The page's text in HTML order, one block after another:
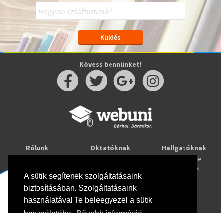
A sütik segítenek szolgáltatásaink
biztosításában. Szolgáltatásaink
használatával Te beleegyezel a sütik
Kövess bennünket!
Rólunk
Oktatóknak
Webuni Stúdió
Hallgatóknak
Tanulj online
Képzések
Info
Adatkezelési tájékoztató
ÁSZF